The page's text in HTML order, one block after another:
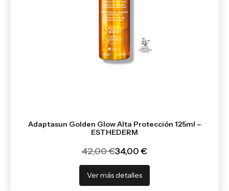
Adaptasun Golden Glow Alta Protección 125ml –
ESTHEDERM
42,00 €34,00 €
Ver más detalles